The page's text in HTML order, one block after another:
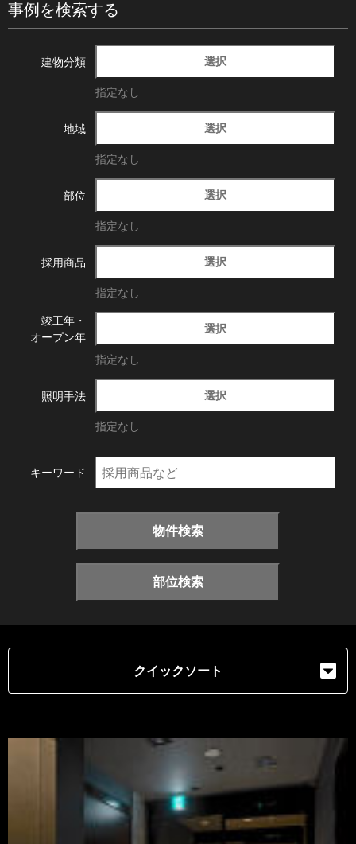
事例を検索する
建物分類 選択
指定なし
地域 選択
指定なし
部位 選択
指定なし
採用商品 選択
指定なし
竣工年・
オープン年
選択
指定なし
照明手法 選択
指定なし
キーワード
物件検索
部位検索
クイックソート